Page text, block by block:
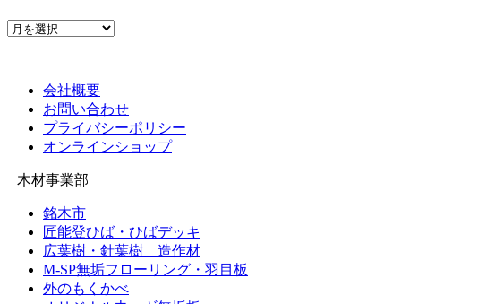
ア
会社概要
お問い合わせ
プライバシーポリシー
オンラインショップ
木材事業部
銘木市
匠能登ひば・ひばデッキ
広葉樹・針葉樹 造作材
M-SP無垢フローリング・羽目板
外のもくかべ